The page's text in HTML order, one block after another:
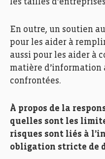
les tailles
En outre, un soutien
pour les aider à
aussi pour les aider à
matière d’information
confrontées.
À propos de la
quelles sont les
risques sont liés à
obligation stricte de